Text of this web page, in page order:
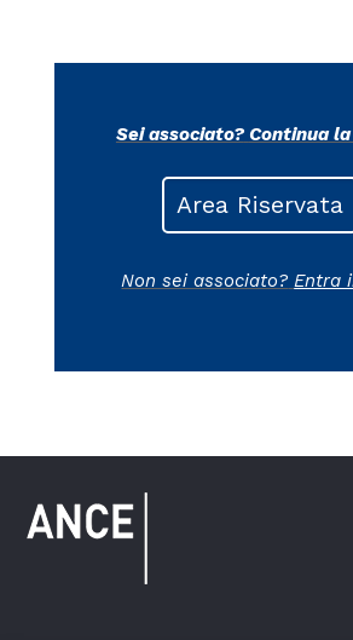
Sei associato? Continua
Area Riservata
Non sei associato? Entra